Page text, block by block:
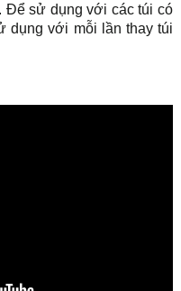
Để sử dụng với các túi có
dụng với mỗi lần thay túi